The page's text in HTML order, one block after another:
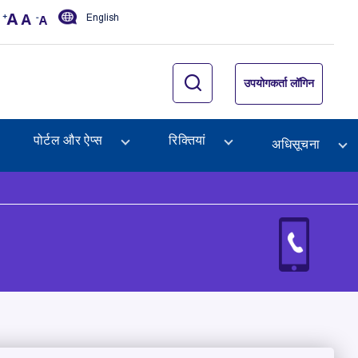
English
उपयोगकर्ता लॉगिन
पोर्टल और ऐप्स रिक्तियां अधिसूचना